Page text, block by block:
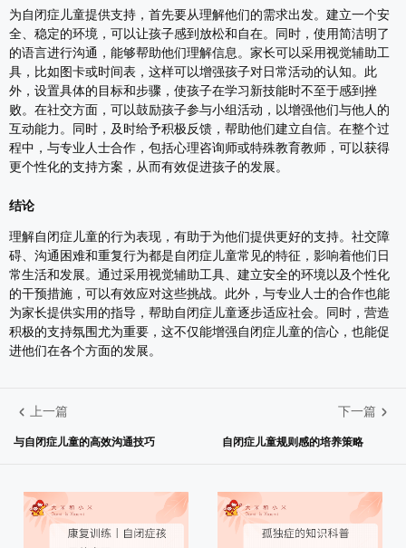
为自闭症儿童提供支持，首先要从理解他们的需求出发。建立一个安
全、稳定的环境，可以让孩子感到放松和自在。同时，使用简洁明了
的语言进行沟通，能够帮助他们理解信息。家长可以采用视觉辅助工
具，比如图卡或时间表，这样可以增强孩子对日常活动的认知。此
外，设置具体的目标和步骤，使孩子在学习新技能时不至于感到挫
败。在社交方面，可以鼓励孩子参与小组活动，以增强他们与他人的
互动能力。同时，及时给予积极反馈，帮助他们建立自信。在整个过
程中，与专业人士合作，包括心理咨询师或特殊教育教师，可以获得
更个性化的支持方案，从而有效促进孩子的发展。
结论
理解自闭症儿童的行为表现，有助于为他们提供更好的支持。社交障
碍、沟通困难和重复行为都是自闭症儿童常见的特征，影响着他们日
常生活和发展。通过采用视觉辅助工具、建立安全的环境以及个性化
的干预措施，可以有效应对这些挑战。此外，与专业人士的合作也能
为家长提供实用的指导，帮助自闭症儿童逐步适应社会。同时，营造
积极的支持氛围尤为重要，这不仅能增强自闭症儿童的信心，也能促
进他们在各个方面的发展。
上一篇
与自闭症儿童的高效沟通技巧
下一篇
自闭症儿童规则感的培养策略